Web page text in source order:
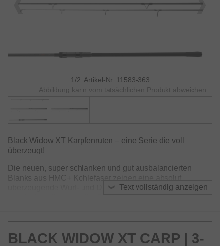
1/2: Artikel-Nr. 11583-363
Abbildung kann vom tatsächlichen Produkt abweichen.
Text vollständig anzeigen
Black Widow XT Karpfenruten – eine Serie die voll
überzeugt!
Die neuen, super schlanken und gut ausbalancierten
Blanks aus HMC+ Kohlefaser zeigen eine absolut
überzeugende Wurf- und Drillperformance und bieten
Pose verwendet werden – da machen auch kleinere
BLACK WIDOW XT CARP | 3-